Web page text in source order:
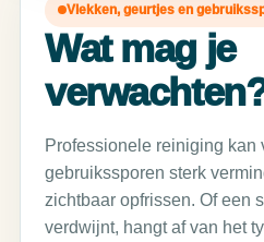
Vlekken, geurtjes en
Wat mag je
Professionele reiniging kan
gebruikssporen sterk
zichtbaar opfrissen. Of een
verdwijnt, hangt af van het